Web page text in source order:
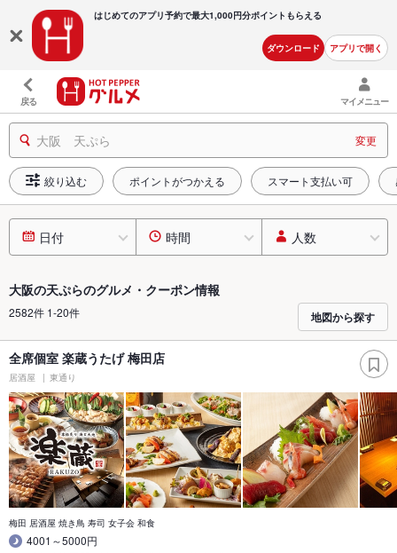
はじめてのアプリ予約で最大1,000円分ポイントもらえる
ダウンロード アプリで開く
戻る マイメニュー
大阪 天ぷら 変更
絞り込む ポイントがつかえる スマート支払い可
日付 時間 人数
大阪の天ぷらのグルメ・クーポン情報
2582件 1-20件 地図から探す
全席個室 楽蔵うたげ 梅田店
居酒屋 東通り
梅田 居酒屋 焼き鳥 寿司 女子会 和食
4001～5000円